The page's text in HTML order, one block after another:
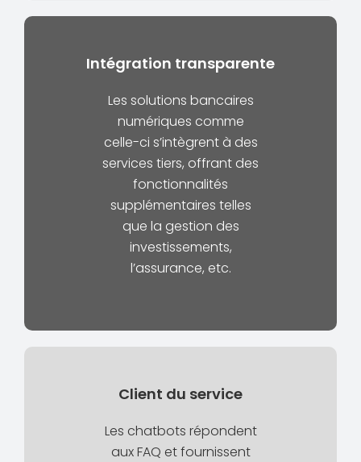
Intégration transparente
Les solutions bancaires
numériques comme
celle-ci s’intègrent à des
services tiers, offrant des
fonctionnalités
supplémentaires telles
que la gestion des
investissements,
l’assurance, etc.
Client du service
Les chatbots répondent
aux FAQ et fournissent